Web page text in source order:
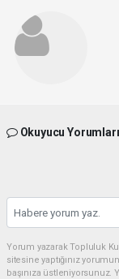
Okuyucu Yorumları
Yorum yazarak Topluluk
sitesine yaptığınız
başınıza